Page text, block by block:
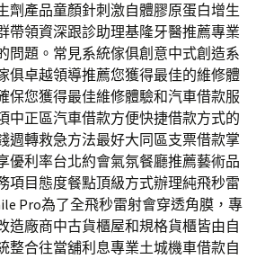
劑產品童顏針刺激自體膠原蛋白增生
帶領資深跟診助理基隆牙醫推薦專業
問題。常見系統傢俱創意中式創造系
俱卓越領導推薦您獲得最佳的維修體
保您獲得最佳維修體驗和汽車借款服
中正區汽車借款方便快捷借款方式的
週轉救急方法最好大同區支票借款掌
優利率台北約會氣氛餐廳推薦藝術品
項目態度餐點頂級方式辦理純飛秒雷
Pro為了全飛秒雷射會穿透角膜，專
造廠商中古貨櫃屋和規格貨櫃皆由自
整合往當舖利息專業土城機車借款自